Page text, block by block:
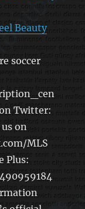
Beauty
soccer
Twitter:
on
MLS
Plus: